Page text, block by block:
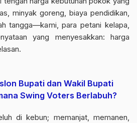
minyak goreng, biaya pendidikan,
tangga—kami, para petani kelapa,
yang menyesakkan: harga
Bupati dan Wakil Bupati
Swing Voters Berlabuh?
di kebun; memanjat, memanen,